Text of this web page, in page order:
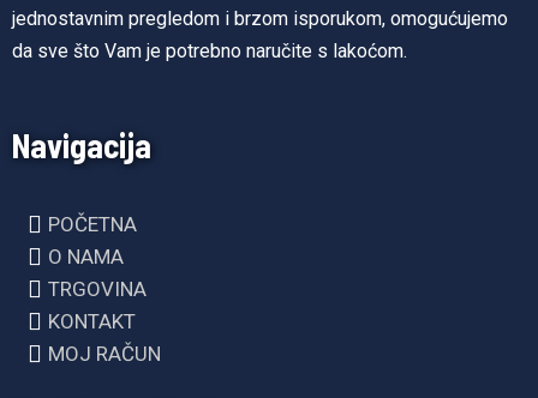
jednostavnim pregledom i brzom isporukom, omogućujemo
da sve što Vam je potrebno naručite s lakoćom.
Navigacija
POČETNA
O NAMA
TRGOVINA
KONTAKT
MOJ RAČUN